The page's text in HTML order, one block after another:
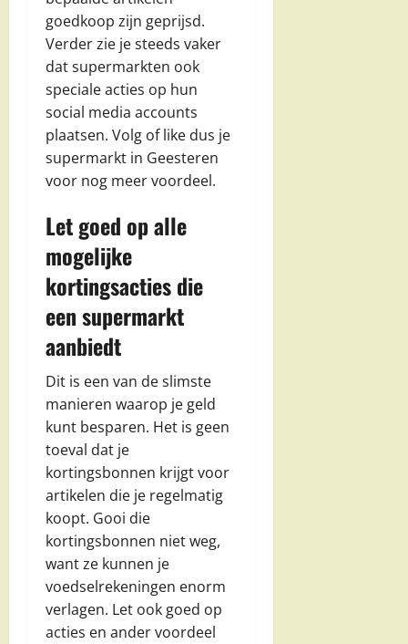
goedkoop zijn geprijsd.
Verder zie je steeds vaker
dat supermarkten ook
speciale acties op hun
social media accounts
plaatsen. Volg of like dus je
supermarkt in Geesteren
voor nog meer voordeel.
Let goed op alle
mogelijke
kortingsacties die
een supermarkt
aanbiedt
Dit is een van de slimste
manieren waarop je geld
kunt besparen. Het is geen
toeval dat je
kortingsbonnen krijgt voor
artikelen die je regelmatig
koopt. Gooi die
kortingsbonnen niet weg,
want ze kunnen je
voedselrekeningen enorm
verlagen. Let ook goed op
acties en ander voordeel